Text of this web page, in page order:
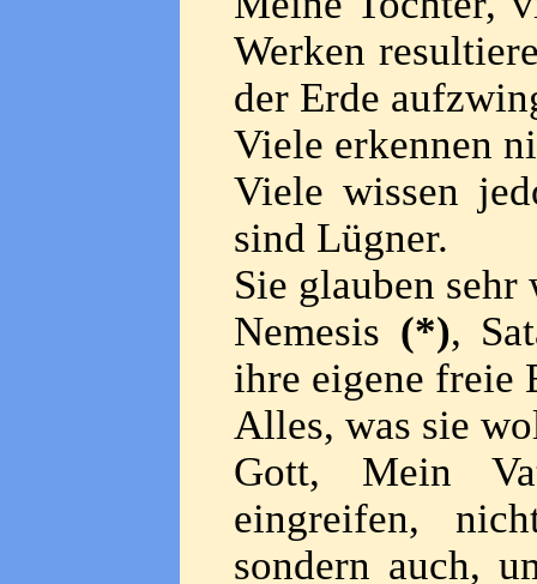
Werken
der Erde
Viele erkennen
Viele wissen
sind Lügner.
Sie glauben
Nemesis (*),
ihre eigene freie
Alles, was sie
Gott, Mein
eingreifen,
sondern auch,